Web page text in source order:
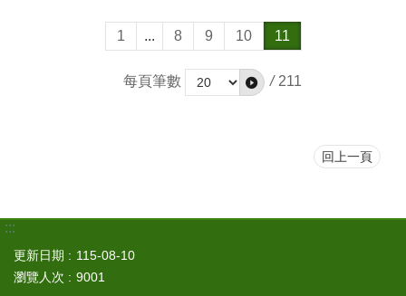
1 ... 8 9 10 11
每頁筆數 / 211
回上一頁
:::
更新日期
115-08-10
瀏覽人次
9001